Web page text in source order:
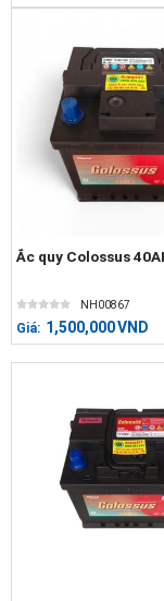
Ắc quy Colossus
NH00867
Giá: 1,500,000VND